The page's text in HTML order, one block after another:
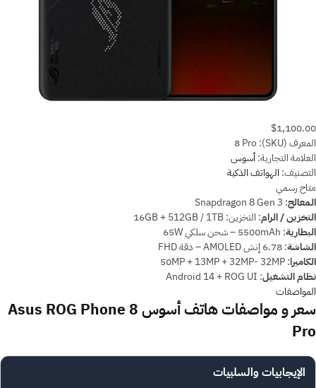
$1,100.00
المعرف (SKU):
8 Pro
العلامة التجارية:أسوس
التصنيف: الهواتف الذكية
متاحرسمي
المعالج:
Snapdragon 8 Gen 3
التخزين / الرام: التخزين: 16GB + 512GB / 1TB
البطارية: 5500mAh – شحن سلكي 65W
الشاشة:6.78 إنش AMOLED – دقة FHD
الكاميرا:
50MP + 13MP + 32MP- 32MP
نظام التشغيل:
Android 14 + ROG UI
المواصفات
سعر و مواصفات هاتف أسوس Asus ROG Phone 8
Pro
الإيجابيات والسلبيات